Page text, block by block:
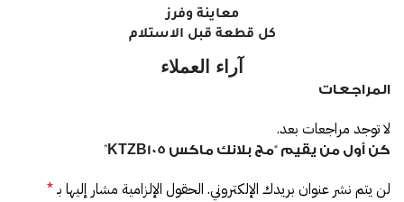
معاينة وفرز
كل قطعة قبل الاستلام
آراء العملاء
المراجعات
لا توجد مراجعات بعد.
كن أول من يقيم “مج بلانك ماكس KTZB105”
لن يتم نشر عنوان بريدك الإلكتروني. الحقول الإلزامية مشار إليها بـ*